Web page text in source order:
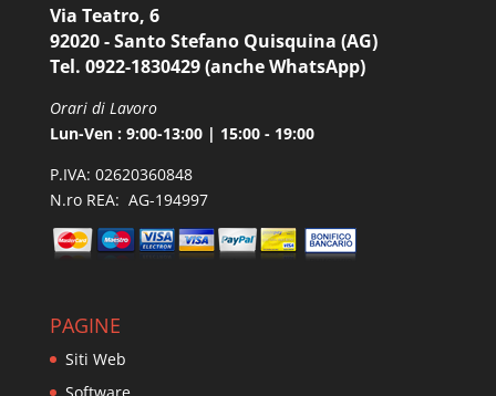
Via Teatro, 6
92020 - Santo Stefano Quisquina (AG)
Tel. 0922-1830429 (anche WhatsApp)
Orari di Lavoro
Lun-Ven : 9:00-13:00 | 15:00 - 19:00
P.IVA: 02620360848
N.ro REA: AG-194997
PAGINE
Siti Web